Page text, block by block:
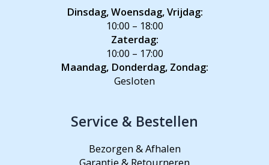
Dinsdag, Woensdag, Vrijdag:
10:00 – 18:00
Zaterdag:
10:00 – 17:00
Maandag, Donderdag, Zondag:
Gesloten
Service & Bestellen
Bezorgen & Afhalen